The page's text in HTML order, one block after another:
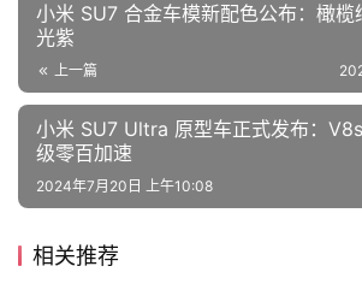
小米 SU7 合金车模新配色公布：橄榄
光紫
上一篇
小米 SU7 Ultra 原型车正式发布：
级零百加速
2024年7月20日 上午10:08
相关推荐